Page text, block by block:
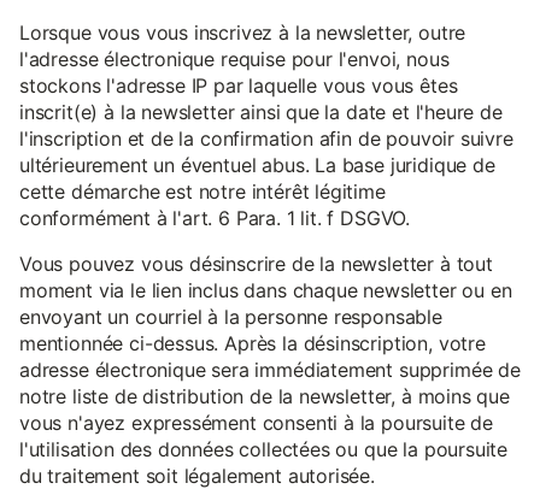
Lorsque vous vous inscrivez à la newsletter, outre
l'adresse électronique requise pour l'envoi, nous
stockons l'adresse IP par laquelle vous vous êtes
inscrit(e) à la newsletter ainsi que la date et l'heure de
l'inscription et de la confirmation afin de pouvoir suivre
ultérieurement un éventuel abus. La base juridique de
cette démarche est notre intérêt légitime
conformément à l'art. 6 Para. 1 lit. f DSGVO.
Vous pouvez vous désinscrire de la newsletter à tout
moment via le lien inclus dans chaque newsletter ou en
envoyant un courriel à la personne responsable
mentionnée ci-dessus. Après la désinscription, votre
adresse électronique sera immédiatement supprimée de
notre liste de distribution de la newsletter, à moins que
vous n'ayez expressément consenti à la poursuite de
l'utilisation des données collectées ou que la poursuite
du traitement soit légalement autorisée.